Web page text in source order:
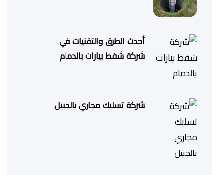
أحدث الطرق والتقنيات في
شركة شفط بيارات بالدمام
شركة تسليك مجاري بالجبيل